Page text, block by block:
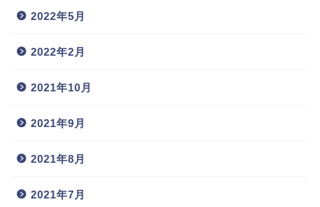
2022年5月
2022年2月
2021年10月
2021年9月
2021年8月
2021年7月